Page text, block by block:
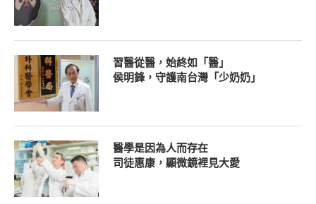
習醫從醫，始終如「醫」
侯明鋒，守護南台灣「少奶奶」
醫學是因為人而存在
司徒惠康，顯微鏡裡見大愛